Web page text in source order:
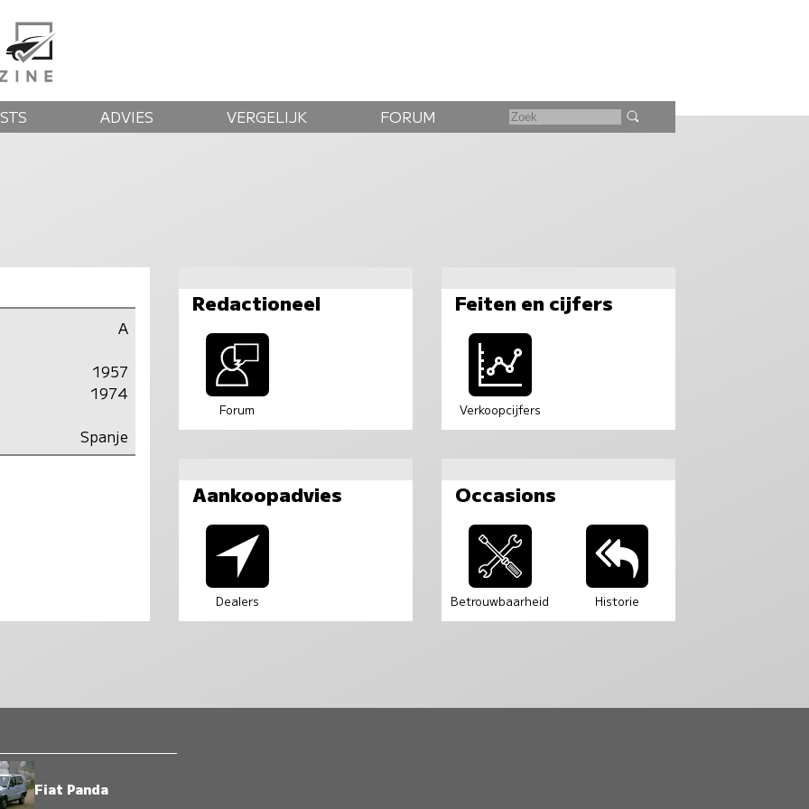
ADVIES VERGELIJK FORUM
A
1957
1974
Spanje
Redactioneel
Forum
Feiten en cijfers
Verkoopcijfers
Aankoopadvies
Dealers
Occasions
Betrouwbaarheid Historie
Fiat Panda